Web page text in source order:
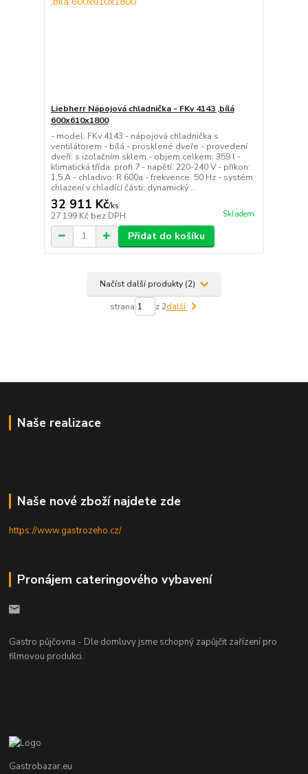
Liebherr Nápojová chladnička - FKv 4143 ,bílá
600x610x1800
- model: FKv 4143 - nápojová chladnička s
ventilátorem - bílá - prosklené dveře - provedení
dveří: s izolačním sklem - objem celkem: 359 l -
klimatická třída: profi 7 - napětí: 220-240 V - příkon:
1,5 A - chladivo: R 600a - frekvence: 50 Hz - systém
chlazení v chladící části: dynamický ...
32 911 Kč/ks
27 199 Kč bez DPH Skladem
Přidat do košíku
Načíst další produkty (2)
strana z 2další
Naše realizace
Naše nové zboží najdete zde
https://www.gastrozeho.cz/
Pronájem cateringového vybavení
Gastro půjčovna - Dle domluvy jsme schopný zapůjčit zařízení pro
filmovou produkci.
Gastrobazar.eu